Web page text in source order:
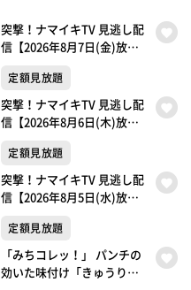
突撃！ナマイキTV 見逃し配
信【2026年8月7日(金)放送
定額見放題
突撃！ナマイキTV 見逃し配
信【2026年8月6日(木)放送
定額見放題
突撃！ナマイキTV 見逃し配
信【2026年8月5日(水)放送
定額見放題
「みちコレッ！」 パンチの
効いた味付け「きゅうりの